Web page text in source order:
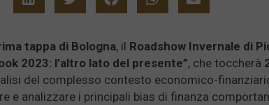
tappa di Bologna, il Roadshow Invernale di
2023: l’altro lato del presente”, che toccherà
del complesso contesto economico-
e analizzare i principali bias di finanza